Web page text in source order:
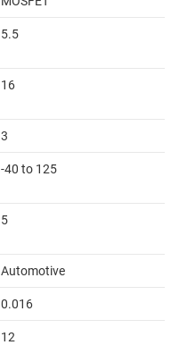
5.5
16
3
-40 to 125
5
Automotive
0.016
12